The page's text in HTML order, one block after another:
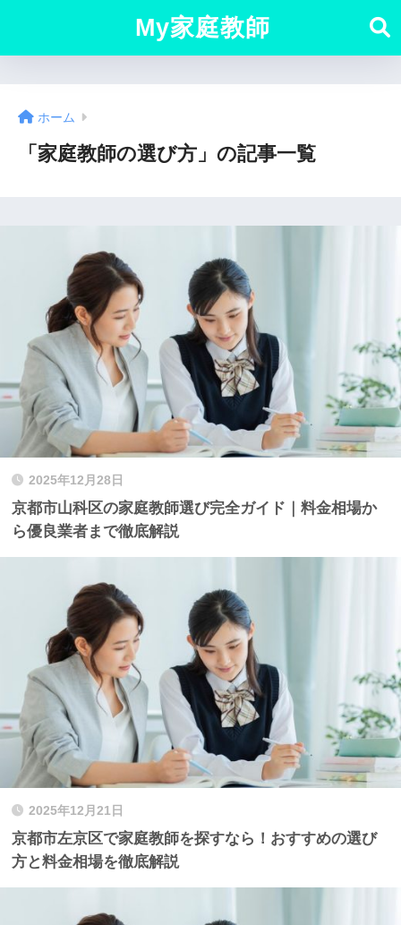
My家庭教師
ホーム
「家庭教師の選び方」の記事一覧
2025年12月28日
京都市山科区の家庭教師選び完全ガイド｜料金相場か
ら優良業者まで徹底解説
2025年12月21日
京都市左京区で家庭教師を探すなら！おすすめの選び
方と料金相場を徹底解説